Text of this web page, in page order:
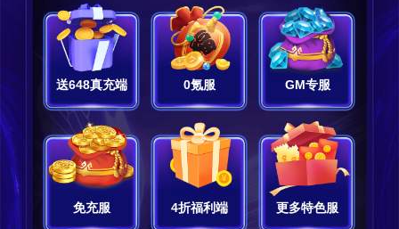
送648真充端 0氪服 GM专服
免充服 4折福利端 更多特色服